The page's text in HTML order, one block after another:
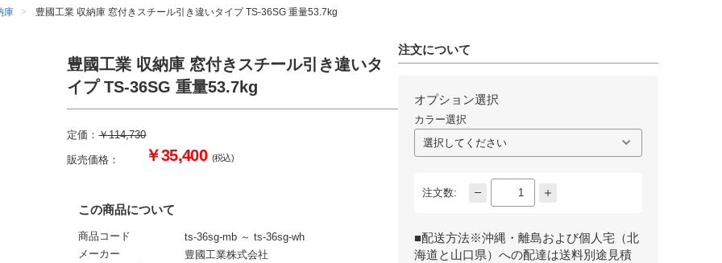
庫 豊國工業 収納庫 窓付きスチール引き違いタイプ TS-36SG 重量53.7kg
豊國工業 収納庫 窓付きスチール引き違いタ
イプ TS-36SG 重量53.7kg
定価：￥114,730
販売価格： ￥35,400 (税込)
この商品について
商品コード
ts-36sg-mb ～ ts-36sg-wh
メーカー
豊國工業株式会社
注文について
オプション選択
カラー選択
注文数:
■配送方法※沖縄・離島および個人宅（北
海道と山口県）への配達は送料別途見積